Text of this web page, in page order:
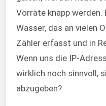
Vorräte knapp
Wasser, das an vielen
Zähler erfasst und in
Wenn uns die IP-
wirklich noch sinnvoll,
abzugeben?